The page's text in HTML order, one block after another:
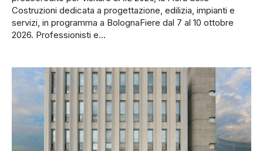
Costruzioni dedicata a progettazione, edilizia, impianti e
servizi, in programma a BolognaFiere dal 7 al 10 ottobre
2026. Professionisti e…